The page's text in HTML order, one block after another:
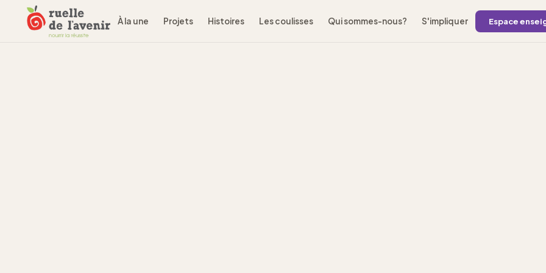
À la une Projets Histoires Les coulisses Qui sommes-nous? S'impliquer Espace